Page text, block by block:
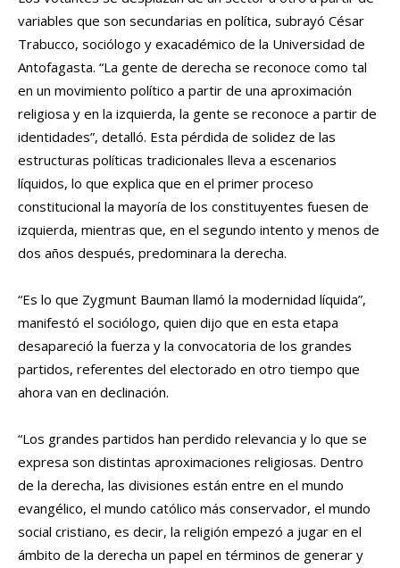
variables que son secundarias en política, subrayó César
Trabucco, sociólogo y exacadémico de la Universidad de
Antofagasta. “La gente de derecha se reconoce como tal
en un movimiento político a partir de una aproximación
religiosa y en la izquierda, la gente se reconoce a partir de
identidades”, detalló. Esta pérdida de solidez de las
estructuras políticas tradicionales lleva a escenarios
líquidos, lo que explica que en el primer proceso
constitucional la mayoría de los constituyentes fuesen de
izquierda, mientras que, en el segundo intento y menos de
dos años después, predominara la derecha.
“Es lo que Zygmunt Bauman llamó la modernidad líquida”,
manifestó el sociólogo, quien dijo que en esta etapa
desapareció la fuerza y la convocatoria de los grandes
partidos, referentes del electorado en otro tiempo que
ahora van en declinación.
“Los grandes partidos han perdido relevancia y lo que se
expresa son distintas aproximaciones religiosas. Dentro
de la derecha, las divisiones están entre en el mundo
evangélico, el mundo católico más conservador, el mundo
social cristiano, es decir, la religión empezó a jugar en el
ámbito de la derecha un papel en términos de generar y